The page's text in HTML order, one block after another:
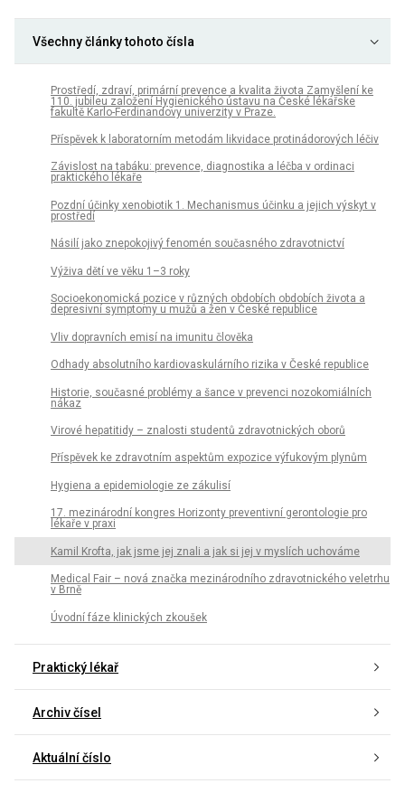
Všechny články tohoto čísla
Prostředí, zdraví, primární prevence a kvalita života Zamyšlení ke
110. jubileu založení Hygienického ústavu na České lékařske
fakultě Karlo-Ferdinandovy univerzity v Praze.
Příspěvek k laboratorním metodám likvidace protinádorových léčiv
Závislost na tabáku: prevence, diagnostika a léčba v ordinaci
praktického lékaře
Pozdní účinky xenobiotik 1. Mechanismus účinku a jejich výskyt v
prostředí
Násilí jako znepokojivý fenomén současného zdravotnictví
Výživa dětí ve věku 1–3 roky
Socioekonomická pozice v různých obdobích obdobích života a
depresivní symptomy u mužů a žen v České republice
Vliv dopravních emisí na imunitu člověka
Odhady absolutního kardiovaskulárního rizika v České republice
Historie, současné problémy a šance v prevenci nozokomiálních
nákaz
Virové hepatitidy – znalosti studentů zdravotnických oborů
Příspěvek ke zdravotním aspektům expozice výfukovým plynům
Hygiena a epidemiologie ze zákulisí
17. mezinárodní kongres Horizonty preventivní gerontologie pro
lékaře v praxi
Kamil Krofta, jak jsme jej znali a jak si jej v myslích uchováme
Medical Fair – nová značka mezinárodního zdravotnického veletrhu
v Brně
Úvodní fáze klinických zkoušek
Praktický lékař
Archiv čísel
Aktuální číslo